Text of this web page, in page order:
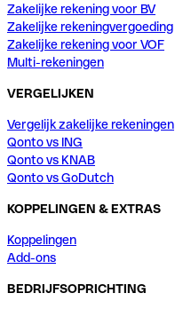
Zakelijke rekening voor BV
Zakelijke rekeningvergoeding
Zakelijke rekening voor VOF
Multi-rekeningen
VERGELIJKEN
Vergelijk zakelijke rekeningen
Qonto vs ING
Qonto vs KNAB
Qonto vs GoDutch
KOPPELINGEN & EXTRAS
Koppelingen
Add-ons
BEDRIJFSOPRICHTING